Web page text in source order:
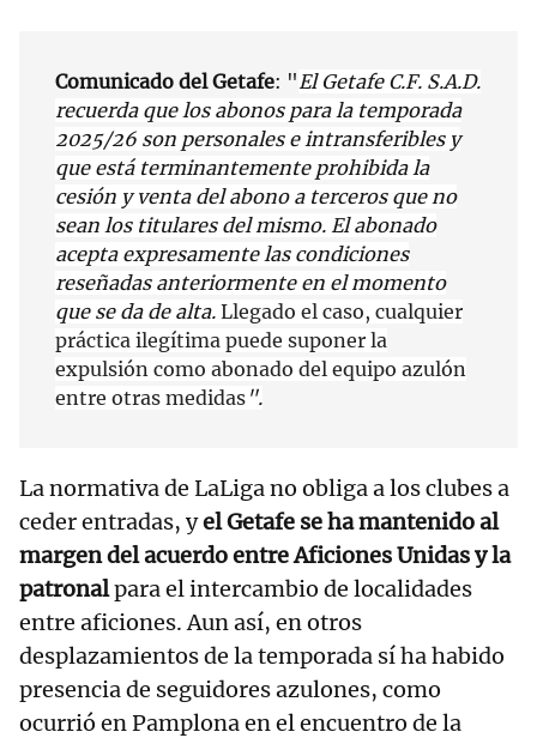
Comunicado del Getafe: " El Getafe C.F. S.A.D.
recuerda que los abonos para la temporada
2025/26 son personales e intransferibles y
que está terminantemente prohibida la
cesión y venta del abono a terceros que no
sean los titulares del mismo. El abonado
acepta expresamente las condiciones
reseñadas anteriormente en el momento
que se da de alta. Llegado el caso, cualquier
práctica ilegítima puede suponer la
expulsión como abonado del equipo azulón
entre otras medidas ".
La normativa de LaLiga no obliga a los clubes a
ceder entradas, yel Getafe se ha mantenido al
margen del acuerdo entre Aficiones Unidas y la
patronalpara el intercambio de localidades
entre aficiones. Aun así, en otros
desplazamientos de la temporada sí ha habido
presencia de seguidores azulones, como
ocurrió en Pamplona en el encuentro de la